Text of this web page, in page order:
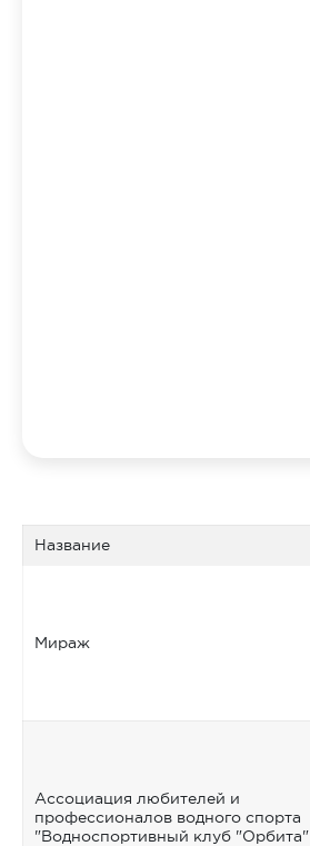
Название
Мираж
Ассоциация любителей и
профессионалов водного спорта
"Водноспортивный клуб "Орбита"